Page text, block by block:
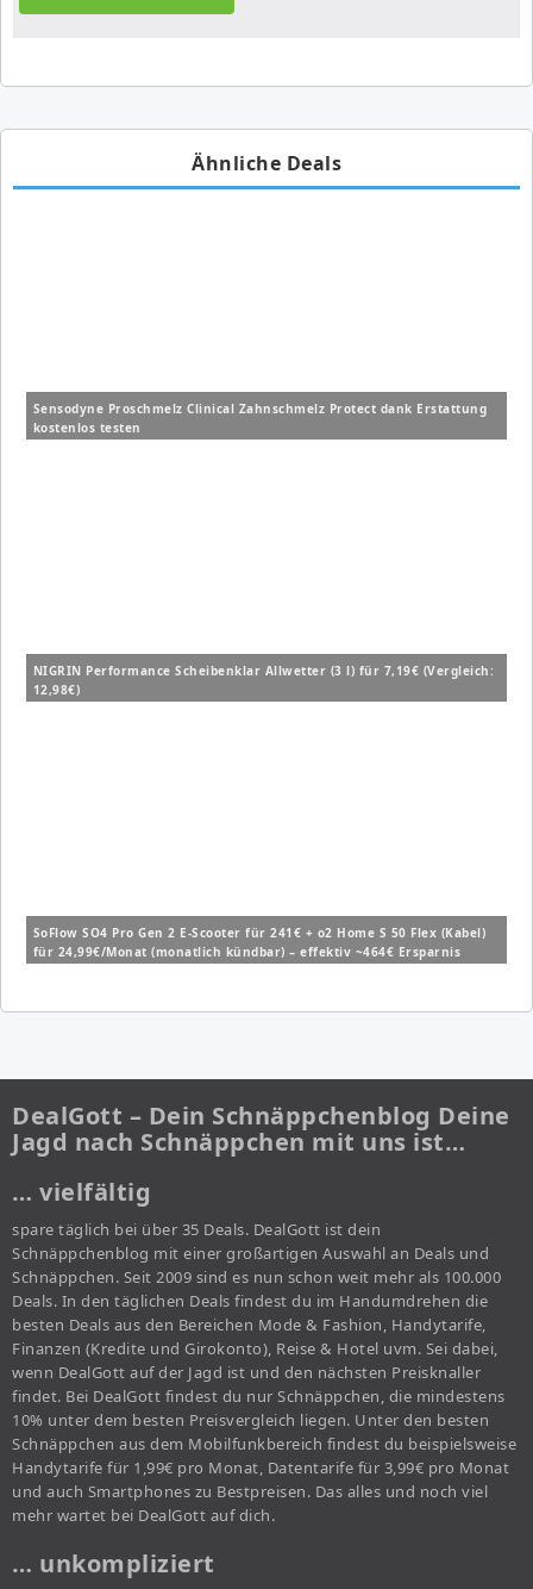
Ähnliche Deals
Sensodyne Proschmelz Clinical Zahnschmelz Protect dank Erstattung
kostenlos testen
NIGRIN Performance Scheibenklar Allwetter (3 l) für 7,19€ (Vergleich:
12,98€)
SoFlow SO4 Pro Gen 2 E-Scooter für 241€ + o2 Home S 50 Flex (Kabel)
für 24,99€/Monat (monatlich kündbar) – effektiv ~464€ Ersparnis
DealGott – Dein Schnäppchenblog Deine
Jagd nach Schnäppchen mit uns ist…
… vielfältig
spare täglich bei über 35 Deals. DealGott ist dein
Schnäppchenblog mit einer großartigen Auswahl an Deals und
Schnäppchen. Seit 2009 sind es nun schon weit mehr als 100.000
Deals. In den täglichen Deals findest du im Handumdrehen die
besten Deals aus den Bereichen Mode & Fashion, Handytarife,
Finanzen (Kredite und Girokonto), Reise & Hotel uvm. Sei dabei,
wenn DealGott auf der Jagd ist und den nächsten Preisknaller
findet. Bei DealGott findest du nur Schnäppchen, die mindestens
10% unter dem besten Preisvergleich liegen. Unter den besten
Schnäppchen aus dem Mobilfunkbereich findest du beispielsweise
Handytarife für 1,99€ pro Monat, Datentarife für 3,99€ pro Monat
und auch Smartphones zu Bestpreisen. Das alles und noch viel
mehr wartet bei DealGott auf dich.
… unkompliziert